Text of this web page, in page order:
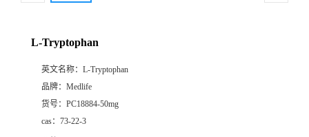
L-Tryptophan
英文名称： L-Tryptophan
品牌： Medlife
货号： PC18884-50mg
cas： 73-22-3